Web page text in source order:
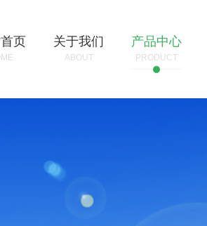
页 关于我们
ABOUT
产品中心
PRODUCT